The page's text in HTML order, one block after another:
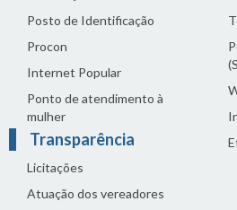
Posto de Identificação
Procon
Internet Popular
Ponto de atendimento à
mulher
Transparência
Licitações
Atuação dos vereadores